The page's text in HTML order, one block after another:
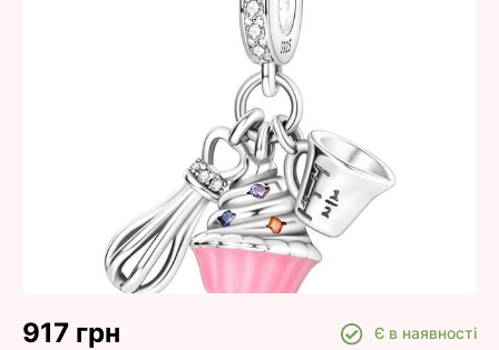
917 грн Є в наявності